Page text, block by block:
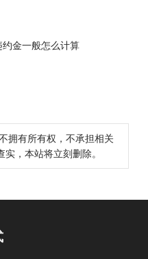
金一般怎么计算
拥有所有权，不承担相关
，本站将立刻删除。